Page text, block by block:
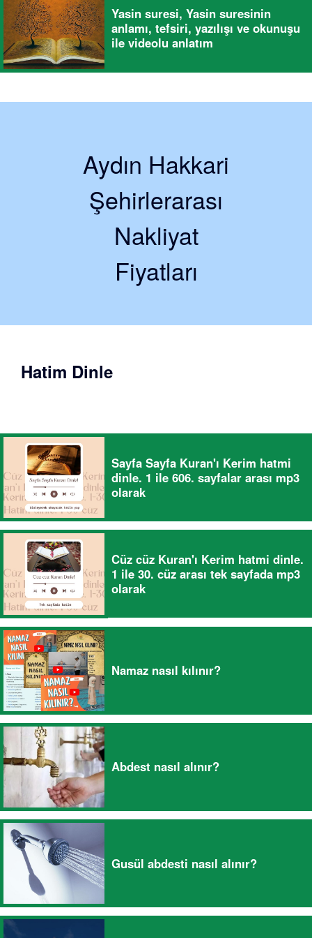
Yasin suresi, Yasin suresinin
anlamı, tefsiri, yazılışı ve okunuşu
ile videolu anlatım
Aydın Hakkari
Şehirlerarası
Nakliyat
Fiyatları
Hatim Dinle
Sayfa Sayfa Kuran'ı Kerim hatmi
dinle. 1 ile 606. sayfalar arası mp3
olarak
Cüz cüz Kuran'ı Kerim hatmi dinle.
1 ile 30. cüz arası tek sayfada mp3
olarak
Namaz nasıl kılınır?
Abdest nasıl alınır?
Gusül abdesti nasıl alınır?